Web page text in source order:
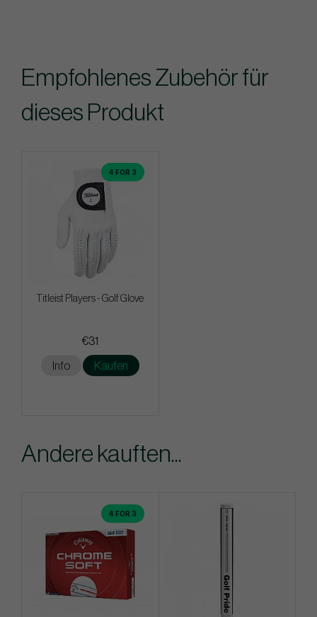
Empfohlenes Zubehör für
dieses Produkt
4 FOR 3
Titleist Players - Golf Glove
€31
Info Kaufen
Andere kauften...
4 FOR 3